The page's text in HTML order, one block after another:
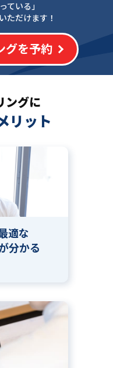
ている」
ただけます！
グを予約
ングに
リット
適な
分かる